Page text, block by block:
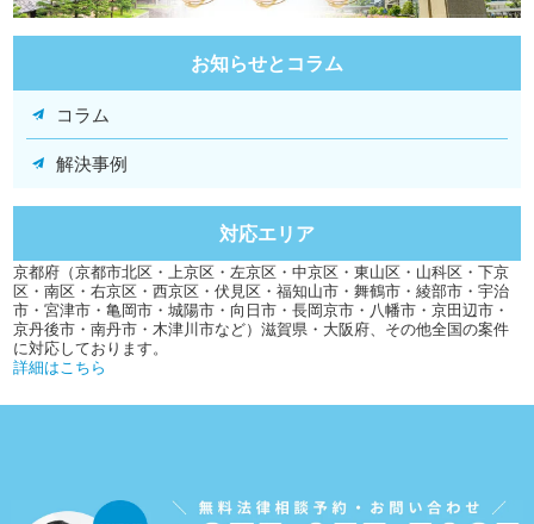
お知らせとコラム
コラム
解決事例
対応エリア
京都府（京都市北区・上京区・左京区・中京区・東山区・山科区・下京
区・南区・右京区・西京区・伏見区・福知山市・舞鶴市・綾部市・宇治
市・宮津市・亀岡市・城陽市・向日市・長岡京市・八幡市・京田辺市・
京丹後市・南丹市・木津川市など）滋賀県・大阪府、その他全国の案件
に対応しております。
詳細はこちら